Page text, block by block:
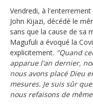
Vendredi, à
John Kijazi, décédé le
sans que la cause de sa
Magufuli a évoqué la
explicitement. "Quand
apparue l'an dernier,
nous avons placé Dieu
mesures. Je suis sûr
nous refaisons de